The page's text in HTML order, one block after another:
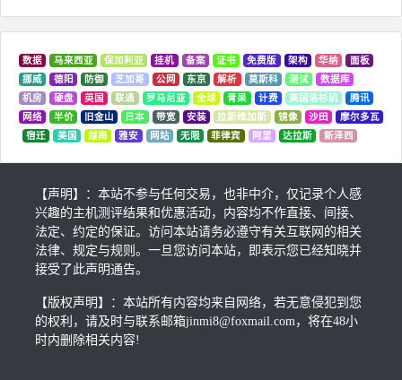
数据 马来西亚 保加利亚 挂机 备案 证书 免费版 架构 华纳
面板
挪威
德阳 防御 芝加哥 公网 东京 解析 莫斯科 测试
数据库
机房
硬盘 英国 联通 罗马尼亚 全球 青果 计费 美国洛杉矶
腾讯
网络
半价 旧金山 日本 带宽 安装 拉斯维加斯 镜像 沙田
摩尔多瓦
宿迁
美国 越南 雅安 网站 无限 菲律宾 阿里 达拉斯 新泽西
【声明】：本站不参与任何交易，也非中介，仅记录个人感
兴趣的主机测评结果和优惠活动，内容均不作直接、间接、
法定、约定的保证。访问本站请务必遵守有关互联网的相关
法律、规定与规则。一旦您访问本站，即表示您已经知晓并
接受了此声明通告。
【版权声明】：本站所有内容均来自网络，若无意侵犯到您
的权利，请及时与联系邮箱jinmi8@foxmail.com，将在48小
时内删除相关内容!